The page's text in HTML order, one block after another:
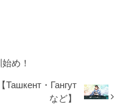
め！
Ташкент・Гангут
など】